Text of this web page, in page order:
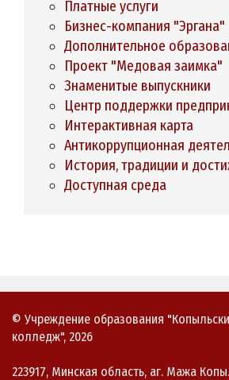
Платные услуги
Бизнес-компания "Эргана"
Дополнительное
Проект "Медовая заимка"
Знаменитые выпускники
Центр поддержки
Интерактивная карта
Антикоррупционная
История, традиции и
Доступная среда
© Учреждение образования
колледж", 2026
223917, Минская область, аг. Мажа